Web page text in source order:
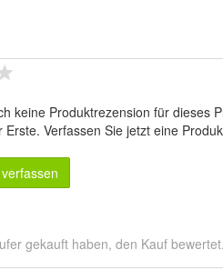
keine Produktrezension für dieses
Erste. Verfassen Sie jetzt eine
gekauft haben, den Kauf bewertet.